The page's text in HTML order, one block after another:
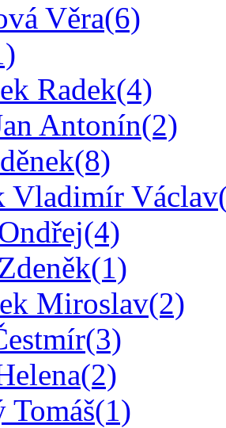
Věra(6)
Radek(4)
Antonín(2)
(8)
Vladimír Václav
(4)
(1)
Miroslav(2)
(3)
(2)
Tomáš(1)